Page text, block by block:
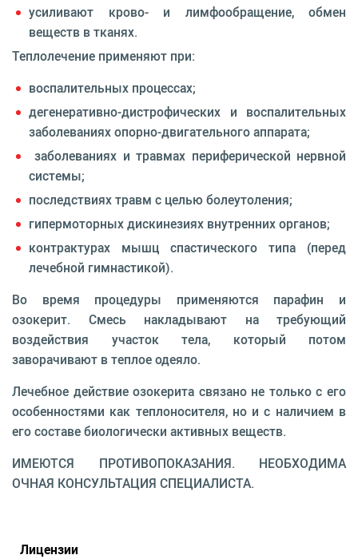
усиливают крово- и лимфообращение, обмен
веществ в тканях.
Теплолечение применяют при:
воспалительных процессах;
дегенеративно-дистрофических и воспалительных
заболеваниях опорно-двигательного аппарата;
заболеваниях и травмах периферической нервной
системы;
последствиях травм с целью болеутоления;
гипермоторных дискинезиях внутренних органов;
контрактурах мышц спастического типа (перед
лечебной гимнастикой).
Во время процедуры применяются парафин и
озокерит. Смесь накладывают на требующий
воздействия участок тела, который потом
заворачивают в теплое одеяло.
Лечебное действие озокерита связано не только с его
особенностями как теплоносителя, но и с наличием в
его составе биологически активных веществ.
ИМЕЮТСЯ ПРОТИВОПОКАЗАНИЯ. НЕОБХОДИМА
ОЧНАЯ КОНСУЛЬТАЦИЯ СПЕЦИАЛИСТА.
Лицензии